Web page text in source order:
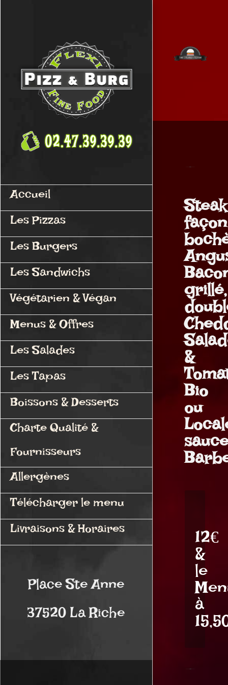
Accueil
Les Pizzas
Les Burgers
Les Sandwichs
Végétarien & Végan
Menus & Offres
Les Salades
Les Tapas
Boissons & Desserts
Charte Qualité &
Fournisseurs
Allergènes
Télécharger le menu
Livraisons & Horaires
Place Ste Anne
37520 La Riche
Steak
façon
grillé,
&
Bio
ou
sauce
12€
&
le
à
disponibilité